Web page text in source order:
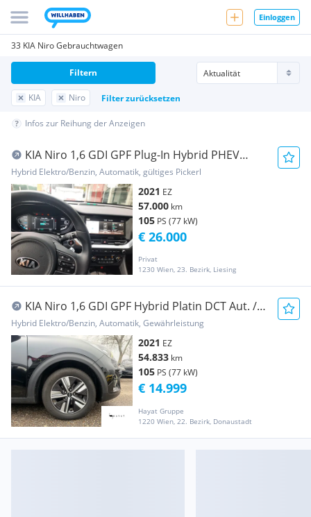
Einloggen
33 KIA Niro Gebrauchtwagen
KIA Niro Filter zurücksetzen
Filtern
Infos zur Reihung der Anzeigen
KIA Niro 1,6 GDI GPF Plug-In Hybrid PHEV
Platin DCT
Hybrid Elektro/Benzin, Automatik, gültiges Pickerl
2021 EZ
57.000 km
105 PS (77 kW)
Privat
1230 Wien, 23. Bezirk, Liesing
€ 26.000
KIA Niro 1,6 GDI GPF Hybrid Platin DCT Aut. ///
FIN...
Hybrid Elektro/Benzin, Automatik, Gewährleistung
2021 EZ
54.833 km
105 PS (77 kW)
Hayat Gruppe
1220 Wien, 22. Bezirk, Donaustadt
€ 14.999